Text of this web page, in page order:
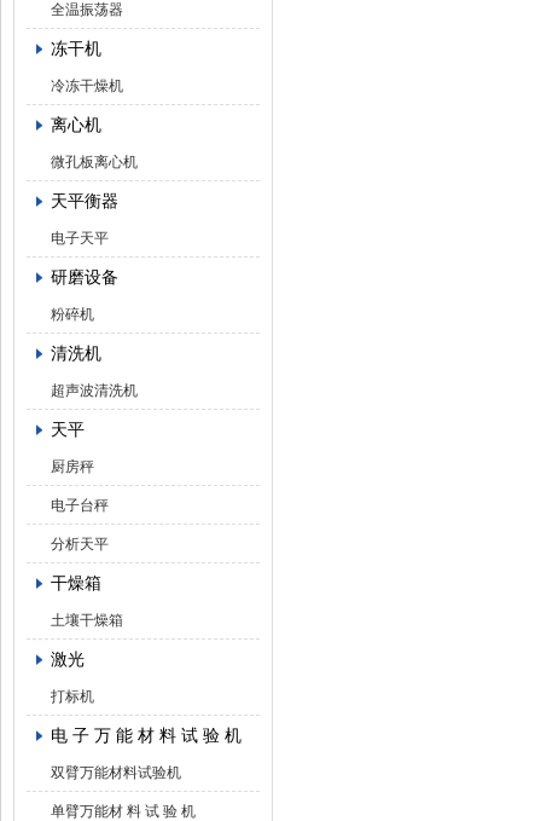
全温振荡器
冻干机
冷冻干燥机
离心机
微孔板离心机
天平衡器
电子天平
研磨设备
粉碎机
清洗机
超声波清洗机
天平
厨房秤
电子台秤
分析天平
干燥箱
土壤干燥箱
激光
打标机
电 子 万 能 材 料 试 验 机
双臂万能材料试验机
单臂万能材 料 试 验 机